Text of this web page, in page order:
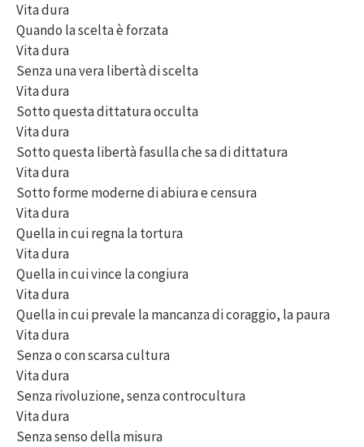
Vita dura
Quando la scelta è forzata
Vita dura
Senza una vera libertà di scelta
Vita dura
Sotto questa dittatura occulta
Vita dura
Sotto questa libertà fasulla che sa di dittatura
Vita dura
Sotto forme moderne di abiura e censura
Vita dura
Quella in cui regna la tortura
Vita dura
Quella in cui vince la congiura
Vita dura
Quella in cui prevale la mancanza di coraggio, la paura
Vita dura
Senza o con scarsa cultura
Vita dura
Senza rivoluzione, senza controcultura
Vita dura
Senza senso della misura